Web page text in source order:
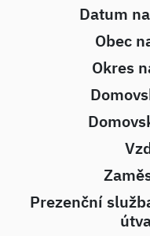
Datum
Obec
Okres
Prezenční